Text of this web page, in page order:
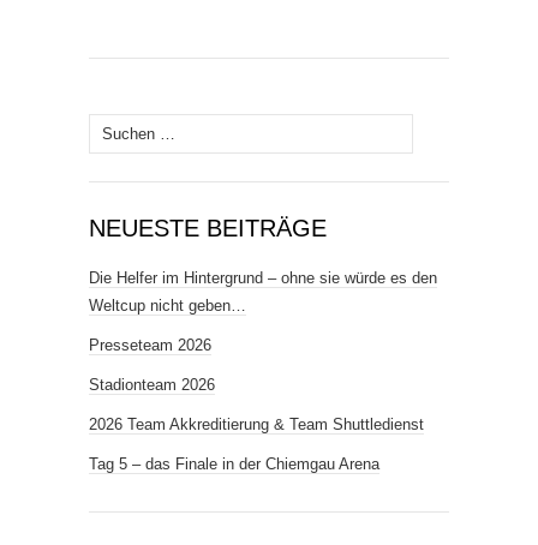
Suchen
nach:
NEUESTE BEITRÄGE
Die Helfer im Hintergrund – ohne sie würde es den
Weltcup nicht geben…
Presseteam 2026
Stadionteam 2026
2026 Team Akkreditierung & Team Shuttledienst
Tag 5 – das Finale in der Chiemgau Arena